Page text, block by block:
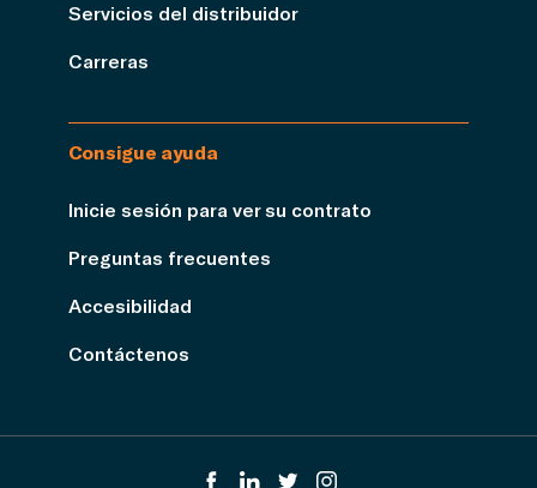
Servicios del distribuidor
Carreras
Consigue ayuda
Inicie sesión para ver su contrato
Preguntas frecuentes
Accesibilidad
Contáctenos